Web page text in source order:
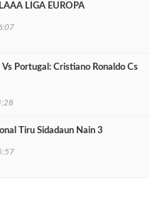
LIGA EUROPA
Portugal: Cristiano Ronaldo Cs
Tiru Sidadaun Nain 3